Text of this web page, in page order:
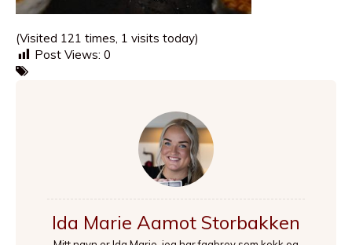
(Visited 121 times, 1 visits today)
Post Views: 0
Ida Marie Aamot Storbakken